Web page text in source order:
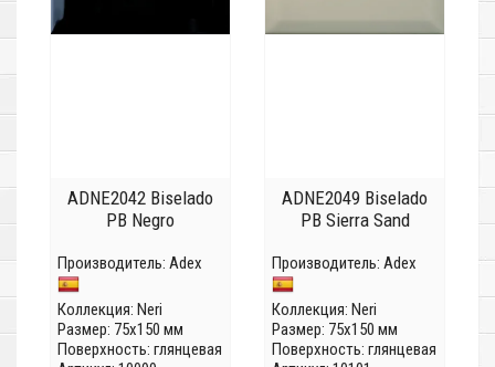
ADNE2042 Biselado
PB Negro
Производитель: Adex
Коллекция: Neri
Размер: 75x150 мм
Поверхность: глянцевая
ADNE2049 Biselado
PB Sierra Sand
Производитель: Adex
Коллекция: Neri
Размер: 75x150 мм
Поверхность: глянцевая